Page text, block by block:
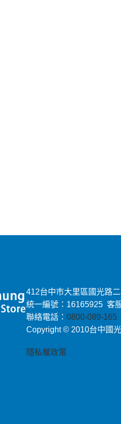
412台中市大里區國光路
統一編號：16165925 客
聯絡電話：0800-089-165
Copyright © 2010台中國
隱私權政策